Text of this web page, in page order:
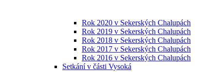
Rok 2020 v Sekerských Chalupách
Rok 2019 v Sekerských Chalupách
Rok 2018 v Sekerských Chalupách
Rok 2017 v Sekerských Chalupách
Rok 2016 v Sekerských Chalupách
Setkání v části Vysoká